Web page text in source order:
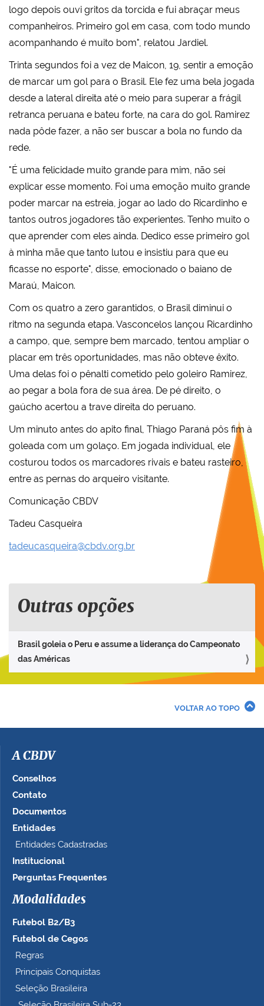
logo depois ouvi gritos da torcida e fui abraçar meus
companheiros. Primeiro gol em casa, com todo mundo
acompanhando é muito bom", relatou Jardiel.
Trinta segundos foi a vez de Maicon, 19, sentir a emoção
de marcar um gol para o Brasil. Ele fez uma bela jogada
desde a lateral direita até o meio para superar a frágil
retranca peruana e bateu forte, na cara do gol. Ramirez
nada pôde fazer, a não ser buscar a bola no fundo da
rede.
"É uma felicidade muito grande para mim, não sei
explicar esse momento. Foi uma emoção muito grande
poder marcar na estreia, jogar ao lado do Ricardinho e
tantos outros jogadores tão experientes. Tenho muito o
que aprender com eles ainda. Dedico esse primeiro gol
à minha mãe que tanto lutou e insistiu para que eu
ficasse no esporte", disse, emocionado o baiano de
Maraú, Maicon.
Com os quatro a zero garantidos, o Brasil diminui o
ritmo na segunda etapa. Vasconcelos lançou Ricardinho
a campo, que, sempre bem marcado, tentou ampliar o
placar em três oportunidades, mas não obteve êxito.
Uma delas foi o pênalti cometido pelo goleiro Ramirez,
ao pegar a bola fora de sua área. De pé direito, o
gaúcho acertou a trave direita do peruano.
Um minuto antes do apito final, Thiago Paraná pôs fim à
goleada com um golaço. Em jogada individual, ele
costurou todos os marcadores rivais e bateu rasteiro,
entre as pernas do arqueiro visitante.
Comunicação CBDV
Tadeu Casqueira
tadeucasqueira@cbdv.org.br
Outras opções
Brasil goleia o Peru e assume a liderança do Campeonato
das Américas
VOLTAR AO TOPO
A CBDV
Conselhos
Contato
Documentos
Entidades
Entidades Cadastradas
Institucional
Perguntas Frequentes
Modalidades
Futebol B2/B3
Futebol de Cegos
Regras
Principais Conquistas
Seleção Brasileira